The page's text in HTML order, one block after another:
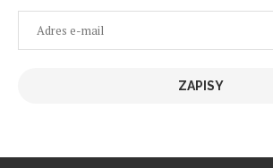
Adres
ZAPISY